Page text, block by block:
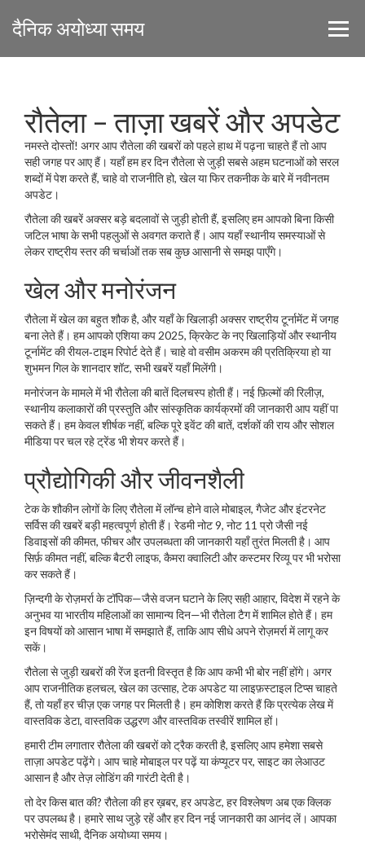
दैनिक अयोध्या समय
रौतेला – ताज़ा खबरें और अपडेट
नमस्ते दोस्तों! अगर आप रौतेला की खबरों को पहले हाथ में पढ़ना चाहते हैं तो आप
सही जगह पर आए हैं। यहाँ हम हर दिन रौतेला से जुड़ी सबसे अहम घटनाओं को सरल
शब्दों में पेश करते हैं, चाहे वो राजनीति हो, खेल या फिर तकनीक के बारे में नवीनतम
अपडेट।
रौतेला की खबरें अक्सर बड़े बदलावों से जुड़ी होती हैं, इसलिए हम आपको बिना किसी
जटिल भाषा के सभी पहलुओं से अवगत कराते हैं। आप यहाँ स्थानीय समस्याओं से
लेकर राष्ट्रीय स्तर की चर्चाओं तक सब कुछ आसानी से समझ पाएँगे।
खेल और मनोरंजन
रौतेला में खेल का बहुत शौक है, और यहाँ के खिलाड़ी अक्सर राष्ट्रीय टूर्नामेंट में जगह
बना लेते हैं। हम आपको एशिया कप 2025, क्रिकेट के नए खिलाड़ियों और स्थानीय
टूर्नामेंट की रीयल‑टाइम रिपोर्ट देते हैं। चाहे वो वसीम अकरम की प्रतिक्रिया हो या
शुभमन गिल के शानदार शॉट, सभी खबरें यहाँ मिलेंगी।
मनोरंजन के मामले में भी रौतेला की बातें दिलचस्प होती हैं। नई फ़िल्मों की रिलीज़,
स्थानीय कलाकारों की प्रस्तुति और सांस्कृतिक कार्यक्रमों की जानकारी आप यहीं पा
सकते हैं। हम केवल शीर्षक नहीं, बल्कि पूरे इवेंट की बातें, दर्शकों की राय और सोशल
मीडिया पर चल रहे ट्रेंड भी शेयर करते हैं।
प्रौद्योगिकी और जीवनशैली
टेक के शौकीन लोगों के लिए रौतेला में लॉन्च होने वाले मोबाइल, गैजेट और इंटरनेट
सर्विस की खबरें बड़ी महत्वपूर्ण होती हैं। रेडमी नोट 9, नोट 11 प्रो जैसी नई
डिवाइसों की कीमत, फीचर और उपलब्धता की जानकारी यहाँ तुरंत मिलती है। आप
सिर्फ़ कीमत नहीं, बल्कि बैटरी लाइफ, कैमरा क्वालिटी और कस्टमर रिव्यू पर भी भरोसा
कर सकते हैं।
ज़िन्दगी के रोज़मर्रा के टॉपिक—जैसे वजन घटाने के लिए सही आहार, विदेश में रहने के
अनुभव या भारतीय महिलाओं का सामान्य दिन—भी रौतेला टैग में शामिल होते हैं। हम
इन विषयों को आसान भाषा में समझाते हैं, ताकि आप सीधे अपने रोज़मर्रा में लागू कर
सकें।
रौतेला से जुड़ी खबरों की रेंज इतनी विस्तृत है कि आप कभी भी बोर नहीं होंगे। अगर
आप राजनीतिक हलचल, खेल का उत्साह, टेक अपडेट या लाइफ़स्टाइल टिप्स चाहते
हैं, तो यहाँ हर चीज़ एक जगह पर मिलती है। हम कोशिश करते हैं कि प्रत्येक लेख में
वास्तविक डेटा, वास्तविक उद्धरण और वास्तविक तस्वीरें शामिल हों।
हमारी टीम लगातार रौतेला की खबरों को ट्रैक करती है, इसलिए आप हमेशा सबसे
ताज़ा अपडेट पढ़ेंगे। आप चाहे मोबाइल पर पढ़ें या कंप्यूटर पर, साइट का लेआउट
आसान है और तेज़ लोडिंग की गारंटी देती है।
तो देर किस बात की? रौतेला की हर ख़बर, हर अपडेट, हर विश्लेषण अब एक क्लिक
पर उपलब्ध है। हमारे साथ जुड़े रहें और हर दिन नई जानकारी का आनंद लें। आपका
भरोसेमंद साथी, दैनिक अयोध्या समय।